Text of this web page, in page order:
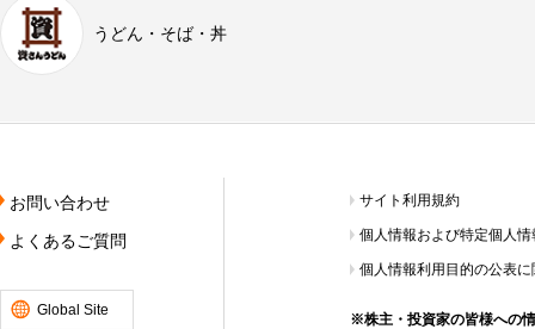
うどん・そば・丼
お問い合わせ
よくあるご質問
Global Site
サイト利用規約
個人情報および特定個人
個人情報利用目的の公表
※株主・投資家の皆様への